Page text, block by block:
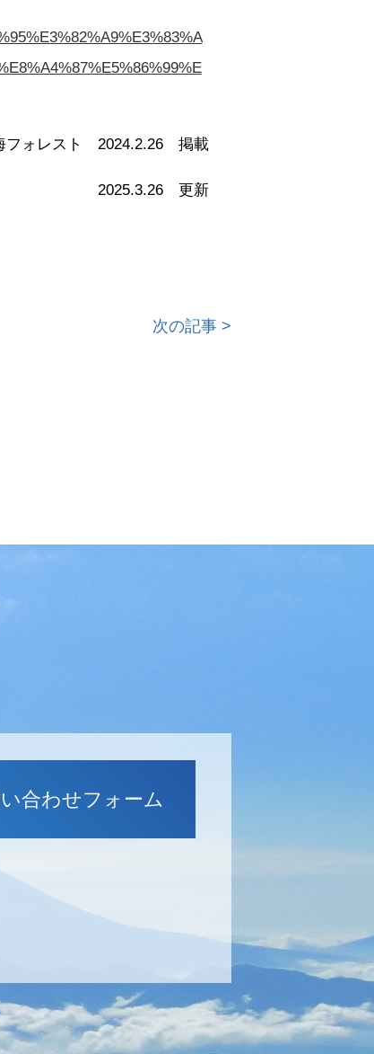
フォレスト 2024.2.26 掲載
2025.3.26 更新
次の記事 >
合わせフォーム